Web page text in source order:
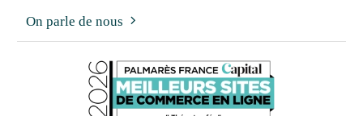
On parle de nous